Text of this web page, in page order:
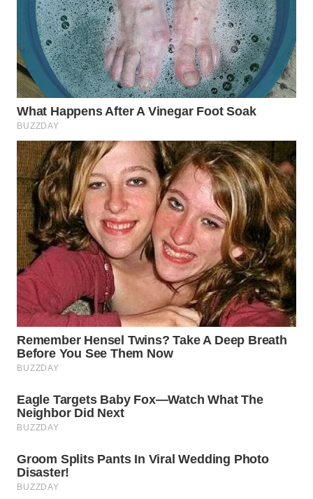
WN
KALTIM
WN
SULSEL
WN
WN
SULUT
WN
MALUKU
WN
MALUT
WN
DAIRI
DANAU
TOBA
NIAS